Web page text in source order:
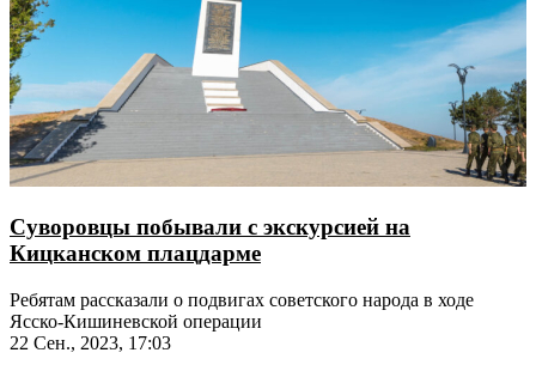
Суворовцы побывали с экскурсией на
Кицканском плацдарме
Ребятам рассказали о подвигах советского народа в ходе
Ясско-Кишиневской операции
22 Сен., 2023, 17:03